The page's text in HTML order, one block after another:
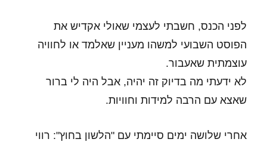
לפני הכנס, חשבתי לעצמי שאולי אקדיש את
הפוסט השבועי למשהו מעניין שאלמד או לחוויה
עוצמתית שאעבור.
לא ידעתי מה בדיוק זה יהיה, אבל היה לי ברור
שאצא עם הרבה למידות וחוויות.
אחרי שלושה ימים סיימתי עם "הלשון בחוץ": רווי